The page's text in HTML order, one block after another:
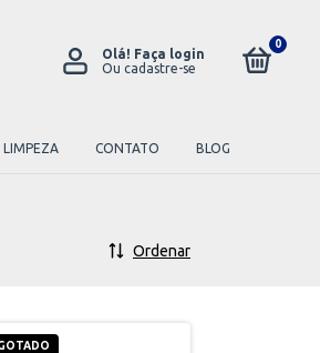
Olá! Faça login
Ou cadastre-se
0
LIMPEZA CONTATO BLOG
Ordenar